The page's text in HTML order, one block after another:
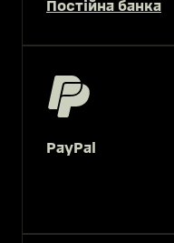
Постійна банка
PayPal